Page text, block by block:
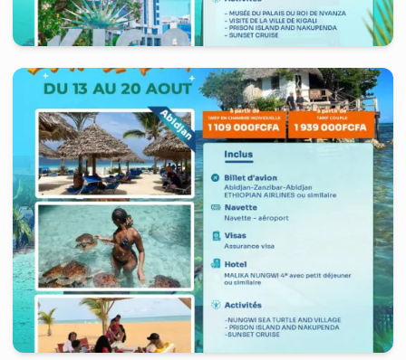
Rwanda Kigali Tanzania, United Republic Of -Zanzibar
10 jours à partir de
1 439 000 FCFA